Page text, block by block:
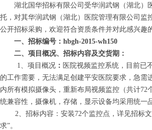
湖北国华招标有限公司受华润武钢（湖北）
托，对其华润武钢（湖北）医院管理有限公司监
公开招标采购，欢迎符合资质条件并对此感兴趣
一、招标编号：hbgh-2015-wh150
二、项目概况、招标内容及交货期：
1、项目概况： 医院视频监控系统，目前已
的工作需要，无法满足创建平安医院要求，急需
内所有模拟摄像头，重新布局视频监控（共计72
统兼容性，摄像机，存储，显示设备均采用统一
2、招标内容：安装72个监控点，详见招标
求”。